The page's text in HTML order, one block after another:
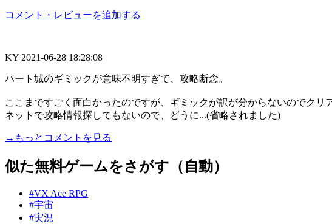
コメント・レビューを追加する
KY 2021-06-28 18:28:08
ハート城のギミックが意味不明すぎて、攻略断念。
ここまですごく面白かったのですが、ギミックが訳が分からないのでクリ
ネットで攻略情報探してもないので、どうに...(省略されました)
→もっとコメントを見る
似た無料ゲームをさがす（自動）
#VX Ace RPG
#宇宙
#実況